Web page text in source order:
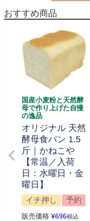
おすすめ商品
国産小麦粉と天然酵
母で作り上げた自慢
の逸品
オリジナル 天然
酵母食パン 1.5
斤｜かねこや
【常温／入荷
日：水曜日・金
曜日】
イチ押し 予約
販売価格 ¥696税込